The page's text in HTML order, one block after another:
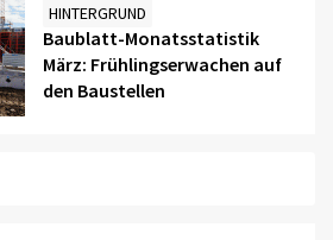
HINTERGRUND
Baublatt-Monatsstatistik
März: Frühlingserwachen auf
den Baustellen